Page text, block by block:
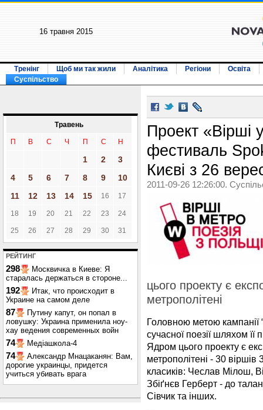
16 травня 2015
Тренінг Щоб ми так жили Аналітика Регіони
Освіта
Суспільство
Травень
П В С Ч П С Н
1 2
3
4
5 6 7 8 9
10
11
12 13 14 15 16 17
18 19 20 21 22 23 24
25 26 27 28 29 30 31
РЕЙТИНГ
298
Москвичка в Киеве: Я
старалась держаться в стороне...
192
Итак, что происходит в
Украине на самом деле
87
Путину капут, он попал в
ловушку: Украина применила ноу-
хау ведения современных войн
74 Медіашкола-4
74
Александр Мнацаканян: Вам,
дорогие украинцы, придется
учиться убивать врага
Проект «Вірші
фестиваль
Києві з 26
2011-09-26 12:26:00.
цього проекту є
метрополітені
Головною метою кампанії
сучасної поезії шляхом її
Ядром цього проекту є
метрополітені - 30 віршів
класиків: Чеслав Мілош,
Збіґнєв Герберт - до
Сівчик та інших.